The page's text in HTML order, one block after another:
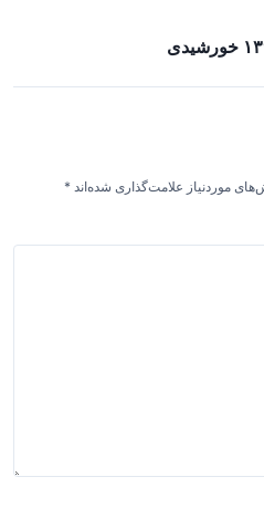
موردنیاز علامت‌گذاری شده‌اند *